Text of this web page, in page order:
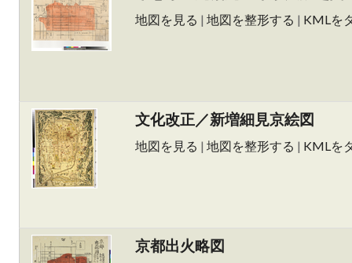
地図を見る | 地図を整形する | KMLを
文化改正／新増細見京絵図
地図を見る | 地図を整形する | KMLを
京都出火略図